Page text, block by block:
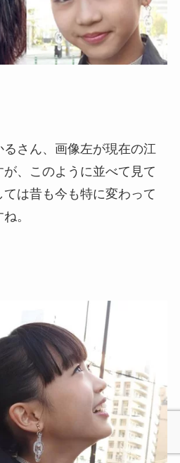
さん、画像左が現在の江
、このように並べて見て
は昔も今も特に変わって
。